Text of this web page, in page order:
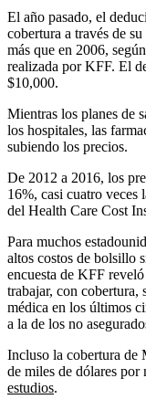
El año pasado, el
cobertura a través de
más que en 2006,
realizada por KFF. El
$10,000.
Mientras los planes de
los hospitales, las
subiendo los precios.
De 2012 a 2016, los
16%, casi cuatro veces
del Health Care Cost
Para muchos
altos costos de bolsillo
encuesta de KFF
trabajar, con cobertura,
médica en los últimos
a la de los no
Incluso la cobertura de
de miles de dólares por
estudios.